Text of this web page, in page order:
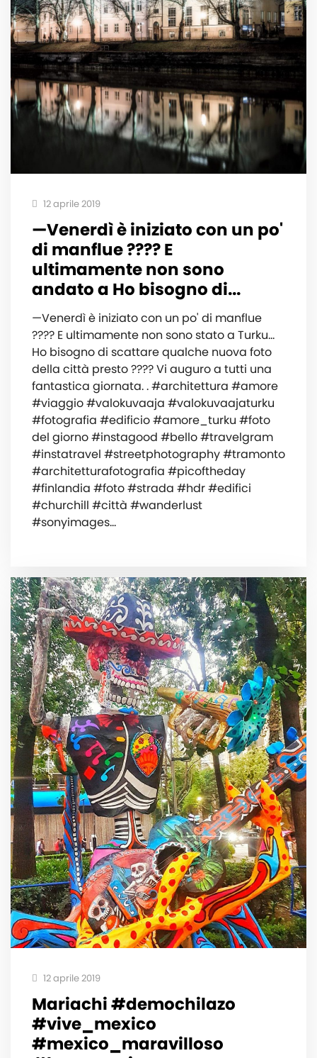
12 aprile 2019
—Venerdì è iniziato con un po'
di manflue ???? E
ultimamente non sono
andato a Ho bisogno di...
—Venerdì è iniziato con un po' di manflue
???? E ultimamente non sono stato a Turku...
Ho bisogno di scattare qualche nuova foto
della città presto ???? Vi auguro a tutti una
fantastica giornata. . #architettura #amore
#viaggio #valokuvaaja #valokuvaajaturku
#fotografia #edificio #amore_turku #foto
del giorno #instagood #bello #travelgram
#instatravel #streetphotography #tramonto
#architetturafotografia #picoftheday
#finlandia #foto #strada #hdr #edifici
#churchill #città #wanderlust
#sonyimages…
12 aprile 2019
Mariachi #demochilazo
#vive_mexico
#mexico_maravilloso